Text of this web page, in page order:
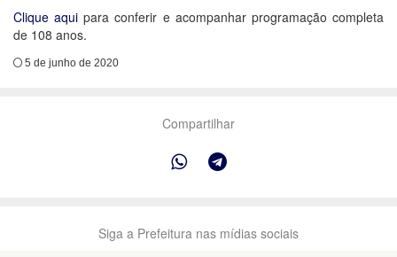
Clique aqui para conferir e acompanhar programação completa
de 108 anos.
5 de junho de 2020
Compartilhar
Siga a Prefeitura nas mídias sociais